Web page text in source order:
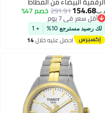
للجنسين
د.ب‏154.68
291.91خصم 47%
أقل سعر في 7 يوم
أقل سعر في 7 يوم
لك رصيد مسترجع 10% + 1
احصل عليه خلال14